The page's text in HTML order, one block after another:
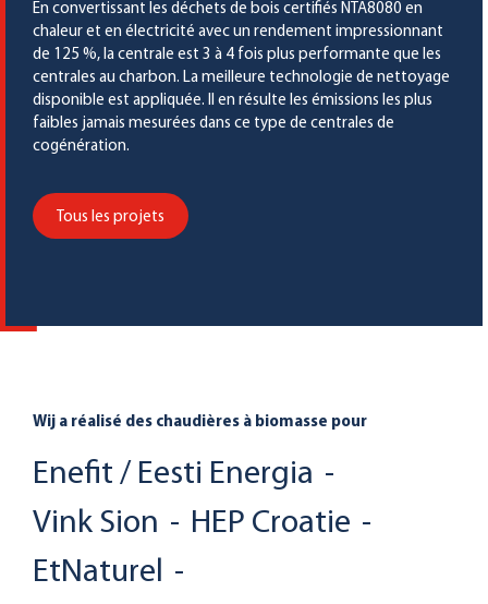
En convertissant les déchets de bois certifiés NTA8080 en
chaleur et en électricité avec un rendement impressionnant
de 125 %, la centrale est 3 à 4 fois plus performante que les
centrales au charbon. La meilleure technologie de nettoyage
disponible est appliquée. Il en résulte les émissions les plus
faibles jamais mesurées dans ce type de centrales de
cogénération.
Tous les projets
Wij a réalisé des chaudières à biomasse pour
Enefit / Eesti Energia -
Vink Sion - HEP Croatie -
EtNaturel -